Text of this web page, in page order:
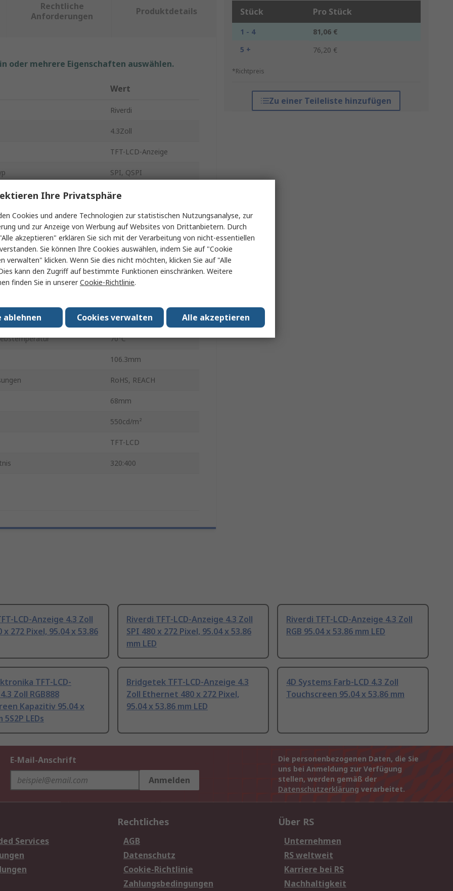
Stück Pro Stück
1 - 4
81,06 €
5 +
76,20 €
*Richtpreis
Zu einer Teileliste hinzufügen
Rechtliche
Anforderungen
Produktdetails
oder mehrere Eigenschaften auswählen.
Wert
Riverdi
4.3Zoll
TFT-LCD-Anzeige
SPI, QSPI
480 x 272 Pixel
Nein
Größe 95.04 x 53.86 mm
LED
3V
min. -20°C
70°C
106.3mm
RoHS, REACH
68mm
550cd/m²
TFT-LCD
320:400
LCD-Anzeige 4.3 Zoll
x 272 Pixel, 95.04 x 53.86
Riverdi TFT-LCD-Anzeige 4.3 Zoll
SPI 480 x 272 Pixel, 95.04 x 53.86
mm LED
Riverdi TFT-LCD-Anzeige 4.3 Zoll
RGB 95.04 x 53.86 mm LED
TFT-LCD-
Zoll RGB888
Kapazitiv 95.04 x
5S2P LEDs
Bridgetek TFT-LCD-Anzeige 4.3
Zoll Ethernet 480 x 272 Pixel,
95.04 x 53.86 mm LED
4D Systems Farb-LCD 4.3 Zoll
Touchscreen 95.04 x 53.86 mm
E-Mail-Anschrift
Anmelden
Die personenbezogenen Daten, die Sie
uns bei Anmeldung zur Verfügung
stellen, werden gemäß der
Datenschutzerklärung verarbeitet.
Services
Rechtliches
AGB
Datenschutz
Cookie-Richtlinie
Zahlungsbedingungen
Über RS
Unternehmen
RS weltweit
Karriere bei RS
Nachhaltigkeit
Ihre Privatsphäre
Cookies und andere Technologien zur statistischen Nutzungsanalyse, zur
und zur Anzeige von Werbung auf Websites von Drittanbietern. Durch
akzeptieren" erklären Sie sich mit der Verarbeitung von nicht-essentiellen
Sie können Ihre Cookies auswählen, indem Sie auf "Cookie
verwalten" klicken. Wenn Sie dies nicht möchten, klicken Sie auf "Alle
kann den Zugriff auf bestimmte Funktionen einschränken. Weitere
finden Sie in unsererCookie-Richtlinie.
Alle akzeptieren
Cookies verwalten
ablehnen